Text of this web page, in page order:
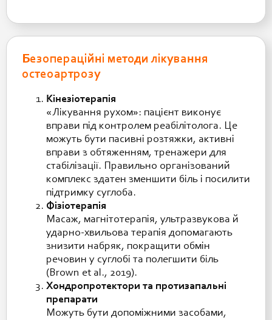
Безопераційні методи лікування
остеоартрозу
Кінезіотерапія
«Лікування рухом»: пацієнт виконує
вправи під контролем реабілітолога. Це
можуть бути пасивні розтяжки, активні
вправи з обтяженням, тренажери для
стабілізації. Правильно організований
комплекс здатен зменшити біль і посилити
підтримку суглоба.
Фізіотерапія
Масаж, магнітотерапія, ультразвукова й
ударно-хвильова терапія допомагають
знизити набряк, покращити обмін
речовин у суглобі та полегшити біль
(Brown et al., 2019).
Хондропротектори та протизапальні
препарати
Можуть бути допоміжними засобами,